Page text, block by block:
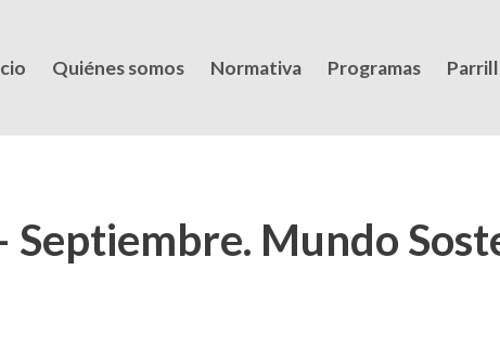
Quiénes somos Normativa Programas
Mundo